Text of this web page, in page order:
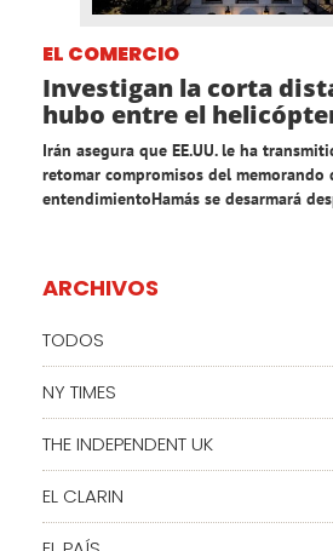
EL COMERCIO
Investigan la corta
hubo entre el
Irán asegura que EE.UU. le ha
retomar compromisos del memorando
entendimientoHamás se desarmará
ARCHIVOS
TODOS
NY TIMES
THE INDEPENDENT UK
EL CLARIN